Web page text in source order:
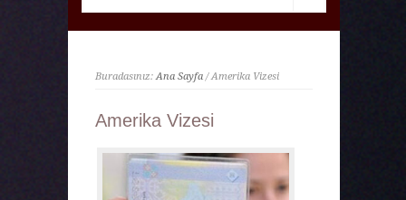
Buradasınız:Ana Sayfa/ Amerika Vizesi
Amerika Vizesi